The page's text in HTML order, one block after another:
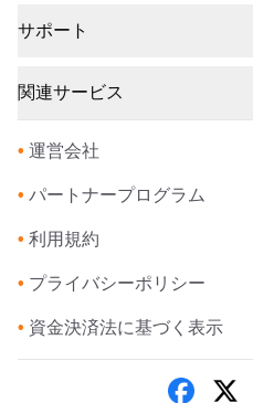
サポート
関連サービス
• 運営会社
• パートナープログラム
• 利用規約
• プライバシーポリシー
• 資金決済法に基づく表示